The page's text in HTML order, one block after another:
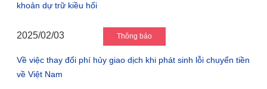
khoản dự trữ kiều hối
2025/02/03 Thông báo
Về việc thay đổi phí hủy giao dịch khi phát sinh lỗi chuyển tiền
về Việt Nam